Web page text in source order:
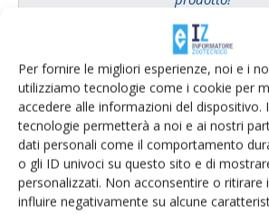
Per fornire le migliori esperienze, noi e i
utilizziamo tecnologie come i cookie per
accedere alle informazioni del dispositivo.
tecnologie permetterà a noi e ai nostri
dati personali come il comportamento
o gli ID univoci su questo sito e di
personalizzati. Non acconsentire o ritirare
influire negativamente su alcune
Cerca adesso
L'Esperto
I consigli di Terra e Vita agli
Cerca adesso